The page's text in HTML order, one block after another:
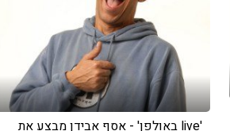
'live באולפן' - אסף אבידן מבצע את